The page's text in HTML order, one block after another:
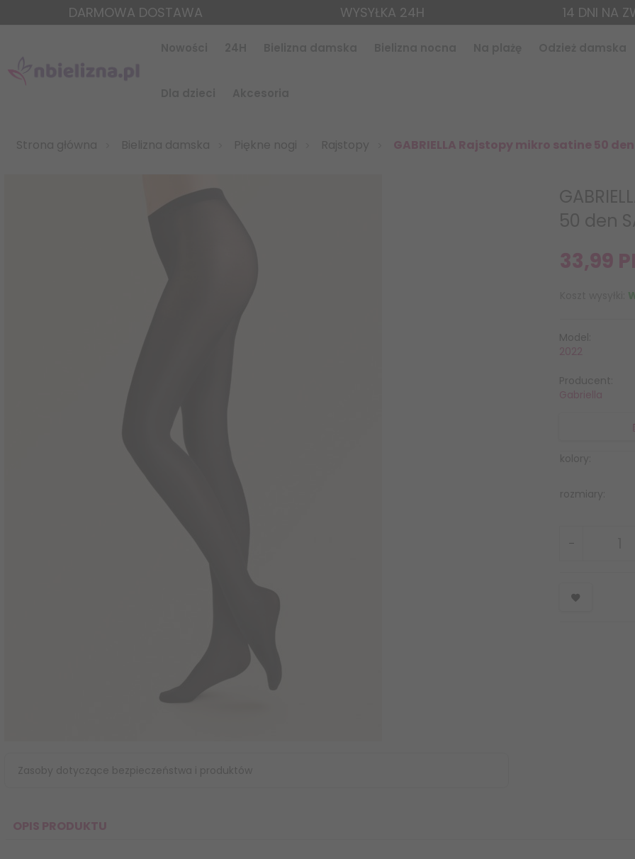
DARMOWA DOSTAWA WYSYŁKA 24H 14 DNI NA
Strona główna Bielizna damska Piękne nogi Rajstopy GABRIELLA Rajstopy mikro satine 50 den
Zasoby dotyczące bezpieczeństwa i produktów
50 den
33,99
Model:
2022
Producent:
Gabriella
kolory:
rozmiary:
OPIS PRODUKTU